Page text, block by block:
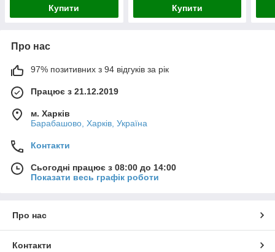
Купити Купити
Про нас
97% позитивних з 94 відгуків за рік
Працює з 21.12.2019
м. Харків
Барабашово, Харків, Україна
Контакти
Сьогодні працює з 08:00 до 14:00
Показати весь графік роботи
Про нас
Контакти